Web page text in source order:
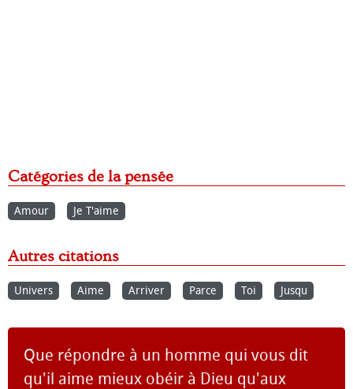
Catégories de la pensée
Amour Je T'aime
Autres citations
Univers Aime Arriver Parce Toi Jusqu
Que répondre à un homme qui vous dit
qu'il aime mieux obéir à Dieu qu'aux